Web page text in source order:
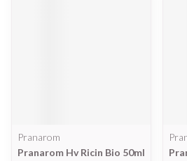
Pranarom
Pranarom Hv Ricin Bio 50ml